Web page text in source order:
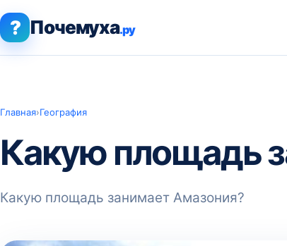
? Почемуха.ру
Главная›География
Какую площадь
Какую площадь занимает Амазония?